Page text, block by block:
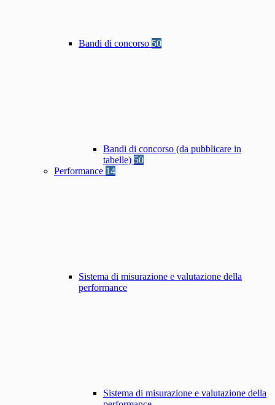
Bandi di concorso 50
Bandi di concorso (da pubblicare in
tabelle) 50
Performance 14
Sistema di misurazione e valutazione della
performance
Sistema di misurazione e valutazione della